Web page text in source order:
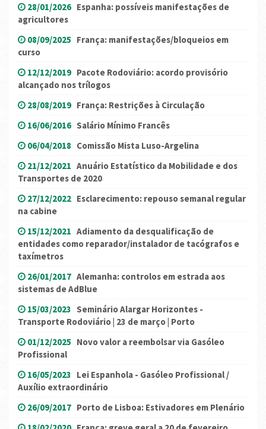
28/01/2026 Espanha: possíveis manifestações de
agricultores
08/09/2025 França: manifestações/bloqueios em
curso
12/12/2019 Pacote Rodoviário: acordo provisório
alcançado nos trílogos
28/08/2019 França: Restrições à Circulação
16/06/2016 Salário Mínimo Francês
06/04/2018 Comissão Mista Luso-Argelina
21/12/2021 Anuário Estatístico da Mobilidade e dos
Transportes de 2020
27/12/2022 Esclarecimento: repouso semanal regular
na cabine
15/12/2021 Adiamento da desqualificação de
entidades como reparador/instalador de tacógrafos e
taxímetros
26/01/2017 Alemanha: controlos em estrada aos
sistemas de AdBlue
15/03/2023 Seminário Alargar Horizontes -
Transporte Rodoviário | 23 de março | Porto
01/12/2025 Novo valor a reembolsar via Gasóleo
Profissional
16/05/2023 Lei Espanhola - Gasóleo Profissional /
Auxílio extraordinário
26/09/2017 Porto de Lisboa: Estivadores em Plenário